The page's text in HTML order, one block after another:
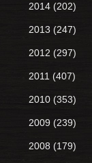
2014 (202)
2013 (247)
2012 (297)
2011 (407)
2010 (353)
2009 (239)
2008 (179)